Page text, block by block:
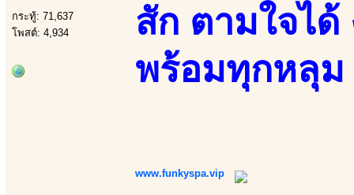
กระทู้: 71,637
โพสต์: 4,934
สัก ตามใจได้
พร้อมทุกหลุม
www.funkyspa.vip